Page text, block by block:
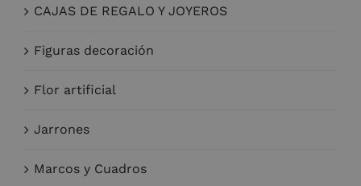
CAJAS DE REGALO Y JOYEROS
Figuras decoración
Flor artificial
Jarrones
Marcos y Cuadros